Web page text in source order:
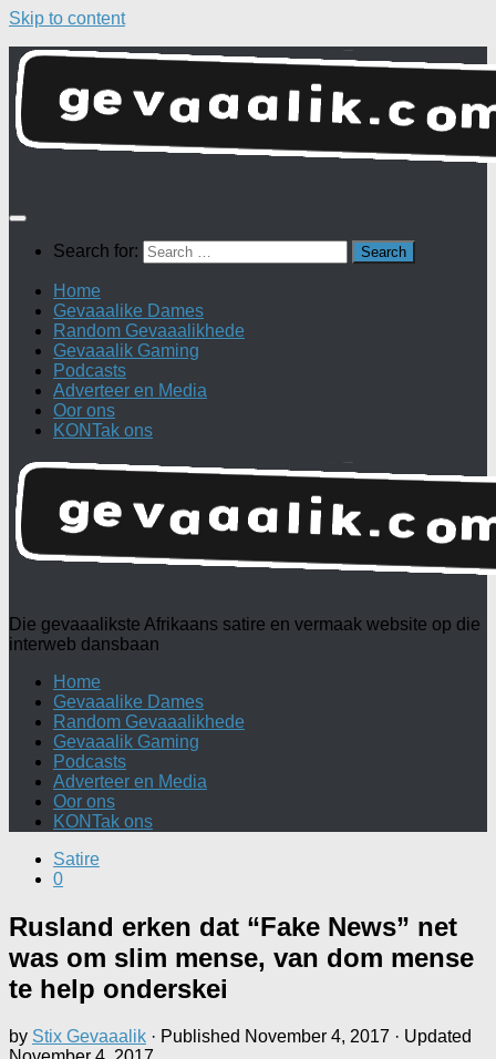
Skip to content
Search for:
Home
Gevaaalike Dames
Random Gevaaalikhede
Gevaaalik Gaming
Podcasts
Adverteer en Media
Oor ons
KONTak ons
Die gevaaalikste Afrikaans satire en vermaak website op die
interweb dansbaan
Home
Gevaaalike Dames
Random Gevaaalikhede
Gevaaalik Gaming
Podcasts
Adverteer en Media
Oor ons
KONTak ons
Satire
0
Rusland erken dat “Fake News” net
was om slim mense, van dom mense
te help onderskei
by Stix Gevaaalik · Published November 4, 2017 · Updated